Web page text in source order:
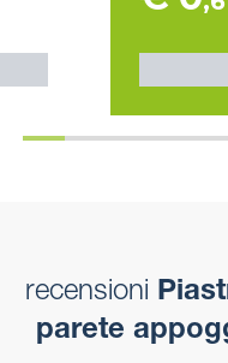
recensioni
parete